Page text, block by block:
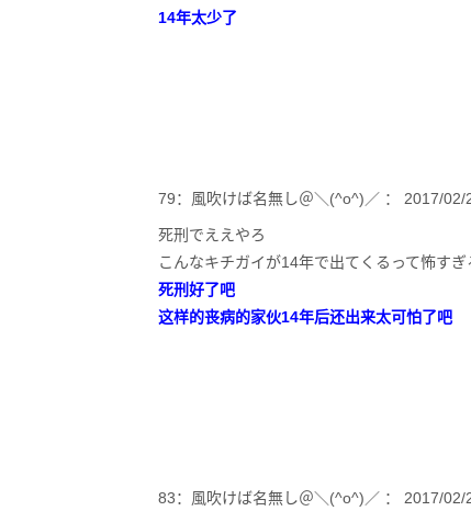
14年太少了
79：風吹けば名無し＠＼(^o^)／ ： 2017/
死刑でええやろ
こんなキチガイが14年で出てくるって怖すぎ
死刑好了吧
这样的丧病的家伙14年后还出来太可怕了吧
83：風吹けば名無し＠＼(^o^)／ ： 2017/